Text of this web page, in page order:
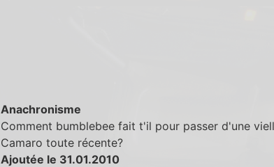
Anachronisme
Comment bumblebee fait t'il pour passer d'une
Camaro toute récente?
Ajoutée le 31.01.2010